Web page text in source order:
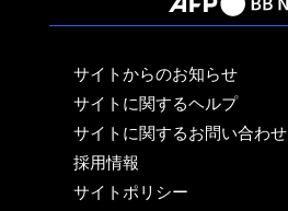
サイトからのお知らせ
サイトに関するヘルプ
サイトに関するお問い合わせ
採用情報
サイトポリシー